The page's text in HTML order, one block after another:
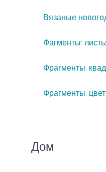
Вязаные
Фагменты:
Фрагменты:
Фрагменты:
Дом